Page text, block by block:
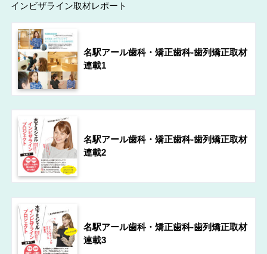
インビザライン取材レポート
名駅アール歯科・矯正歯科-歯列矯正取材
連載1
名駅アール歯科・矯正歯科-歯列矯正取材
連載2
名駅アール歯科・矯正歯科-歯列矯正取材
連載3